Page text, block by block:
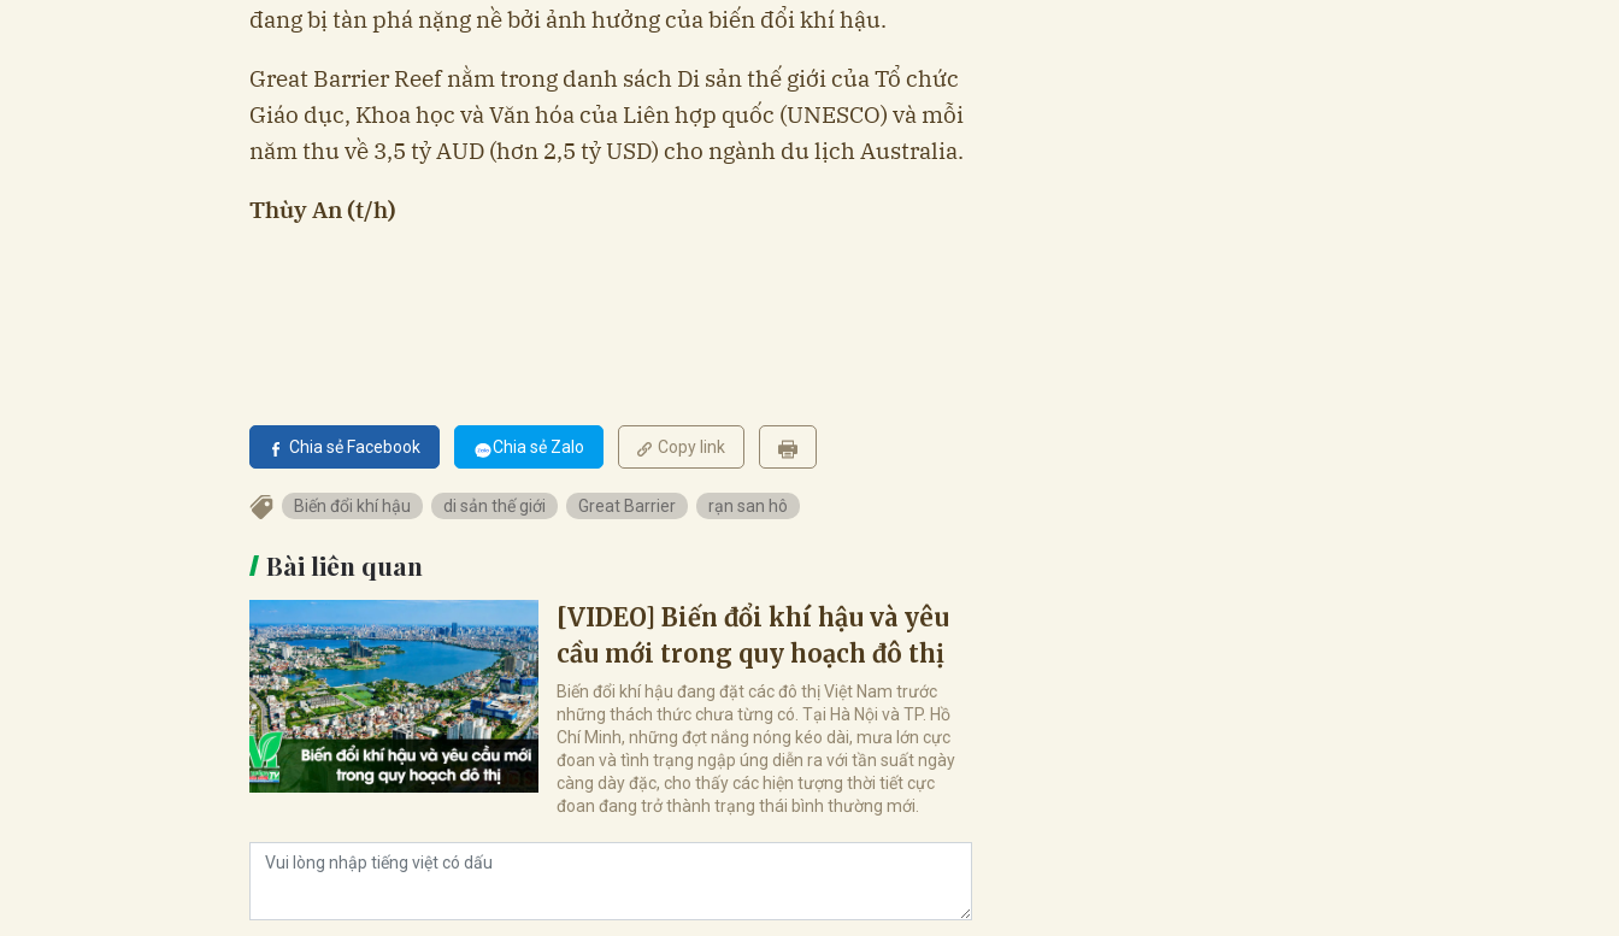
đang bị tàn phá nặng nề bởi ảnh hưởng của biến đổi khí hậu.
Great Barrier Reef nằm trong danh sách Di sản thế giới của Tổ chức
Giáo dục, Khoa học và Văn hóa của Liên hợp quốc (UNESCO) và mỗi
năm thu về 3,5 tỷ AUD (hơn 2,5 tỷ USD) cho ngành du lịch Australia.
Thùy An (t/h)
Chia sẻ Facebook Chia sẻ Zalo Copy link
Biến đổi khí hậu di sản thế giới Great Barrier rạn san hô
Bài liên quan
[VIDEO] Biến đổi khí hậu và yêu
cầu mới trong quy hoạch đô thị
Biến đổi khí hậu đang đặt các đô thị Việt Nam trước
những thách thức chưa từng có. Tại Hà Nội và TP. Hồ
Chí Minh, những đợt nắng nóng kéo dài, mưa lớn cực
đoan và tình trạng ngập úng diễn ra với tần suất ngày
càng dày đặc, cho thấy các hiện tượng thời tiết cực
đoan đang trở thành trạng thái bình thường mới.